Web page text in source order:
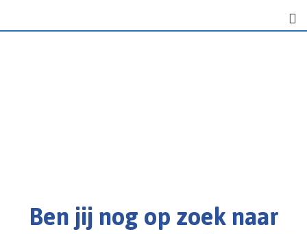
Ben jij nog op zoek naar